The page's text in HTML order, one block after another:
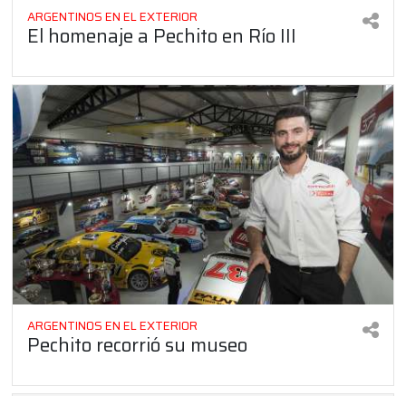
ARGENTINOS EN EL EXTERIOR
El homenaje a Pechito en Río III
ARGENTINOS EN EL EXTERIOR
Pechito recorrió su museo